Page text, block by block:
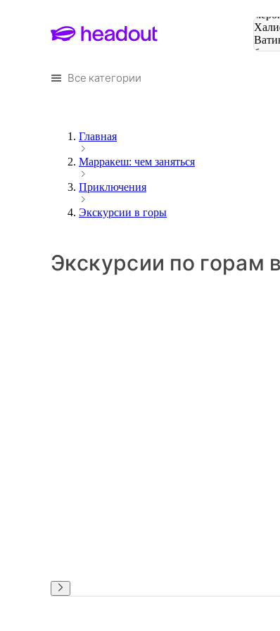
Все категории
Главная
Марракеш: чем заняться
Приключения
Экскурсии в горы
Экскурсии по горам